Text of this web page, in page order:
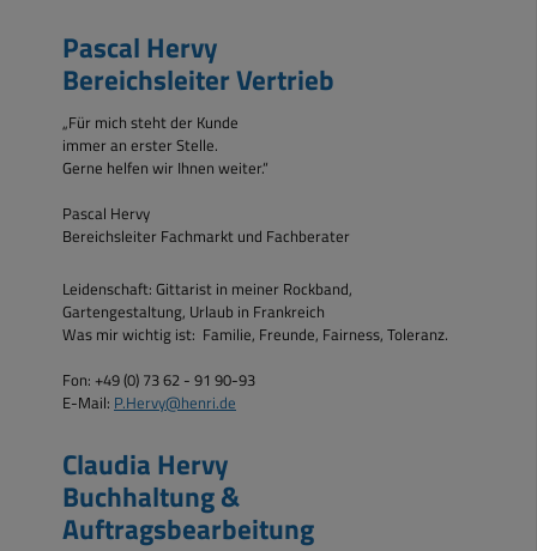
Pascal Hervy
Bereichsleiter Vertrieb
„Für mich steht der Kunde
immer an erster Stelle.
Gerne helfen wir Ihnen weiter.“
Pascal Hervy
Bereichsleiter Fachmarkt und Fachberater
Leidenschaft: Gittarist in meiner Rockband,
Gartengestaltung, Urlaub in Frankreich
Was mir wichtig ist: Familie, Freunde, Fairness, Toleranz.
Fon: +49 (0) 73 62 - 91 90-93
E-Mail: P.Hervy@henri.de
Claudia Hervy
Buchhaltung &
Auftragsbearbeitung